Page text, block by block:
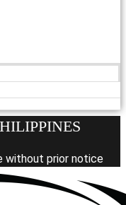
without prior notice